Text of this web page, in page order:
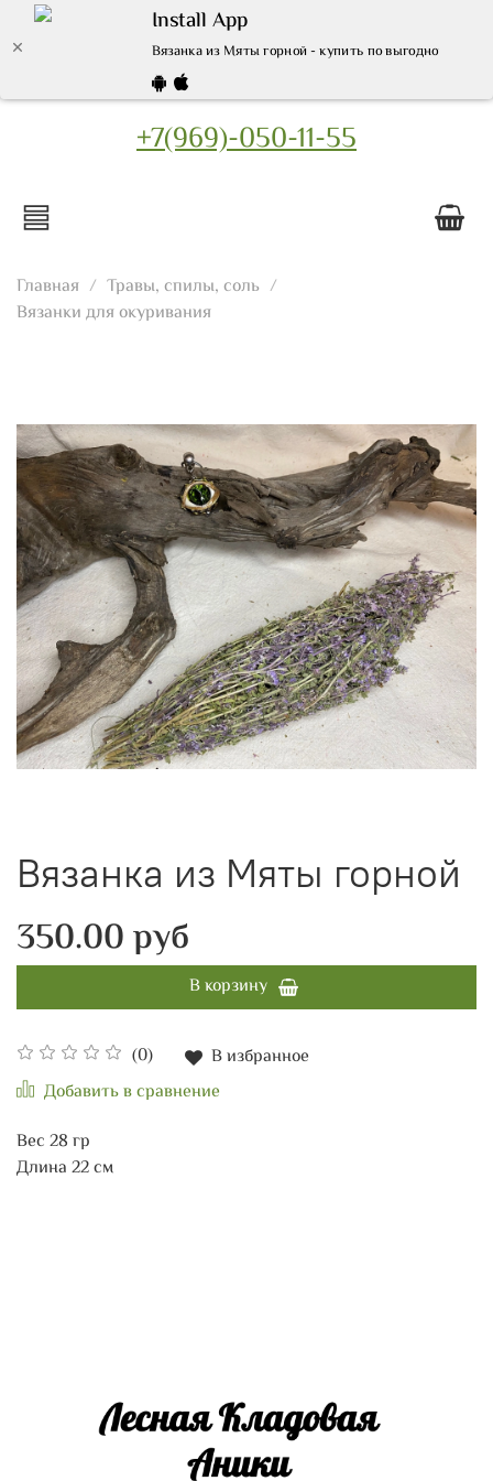
Install App
Вязанка из Мяты горной - купить по выгодной цене
+7(969)-050-11-55
Главная
Травы, спилы, соль
Вязанки для окуривания
Вязанка из Мяты горной
(0)
В избранное
Добавить в сравнение
350.00 руб
В корзину
Вес 28 гр
Длина 22 см